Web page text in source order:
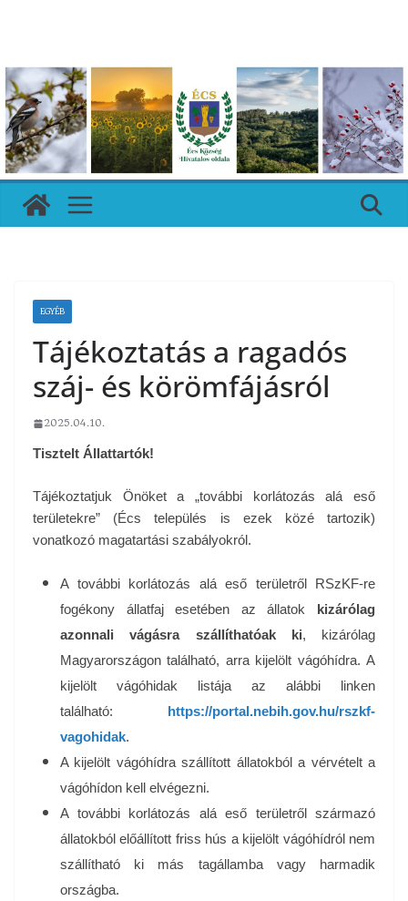
EGYÉB
Tájékoztatás a ragadós
száj- és körömfájásról
2025.04.10.
Tisztelt Állattartók!
Tájékoztatjuk Önöket a „további korlátozás alá eső
területekre” (Écs település is ezek közé tartozik)
vonatkozó magatartási szabályokról.
A további korlátozás alá eső területről RSzKF-re
fogékony állatfaj esetében az állatok kizárólag
azonnali vágásra szállíthatóak ki, kizárólag
Magyarországon található, arra kijelölt vágóhídra. A
kijelölt vágóhidak listája az alábbi linken
található: https://portal.nebih.gov.hu/rszkf-
vagohidak.
A kijelölt vágóhídra szállított állatokból a vérvételt a
vágóhídon kell elvégezni.
A további korlátozás alá eső területről származó
állatokból előállított friss hús a kijelölt vágóhídról nem
szállítható ki más tagállamba vagy harmadik
országba.